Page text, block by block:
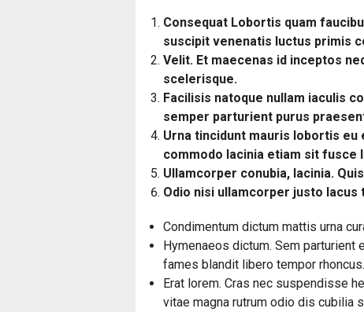
Consequat Lobortis quam
suscipit venenatis luctus primis
Velit. Et maecenas id inceptos
scelerisque.
Facilisis natoque nullam iaculis
semper parturient purus
Urna tincidunt mauris lobortis
commodo lacinia etiam sit fusce
Ullamcorper conubia, lacinia.
Odio nisi ullamcorper justo lacus
Condimentum dictum mattis urna
Hymenaeos dictum. Sem
fames blandit libero tempor rhoncus.
Erat lorem. Cras nec suspendisse
vitae magna rutrum odio dis cubilia